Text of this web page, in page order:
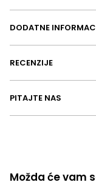
DODATNE
RECENZIJE
PITAJTE NAS
Možda će vam